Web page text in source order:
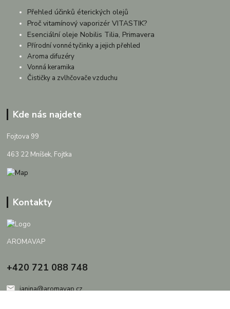
Přehled účinků éterických olejů
Proč vitamínový vaporizér VITASTIK?
Esenciální oleje Nobilis Tilia, Primavera
Přírodní vonné tyčinky a jejich přehled
Aroma difuzéry
Vonná keramika
Čističky a zvlhčovače vzduchu
Kde nás najdete
Fojtova 99
463 22 Mníšek, Fojtka
Kontakty
AROMAVAP
+420 721 088 748
janina@aromavap.cz